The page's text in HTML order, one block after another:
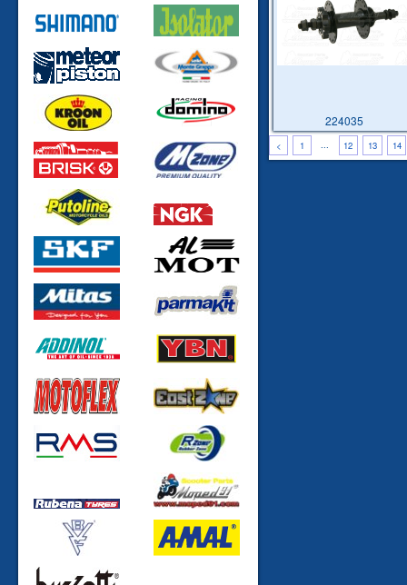
224035
< 1 12 13 14